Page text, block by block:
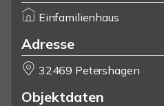
Einfamilienhaus
Adresse
32469 Petershagen
Objektdaten